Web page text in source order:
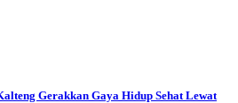
Gerakkan Gaya Hidup Sehat Lewat